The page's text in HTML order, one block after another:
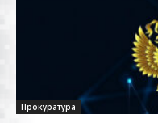
Прокуратура